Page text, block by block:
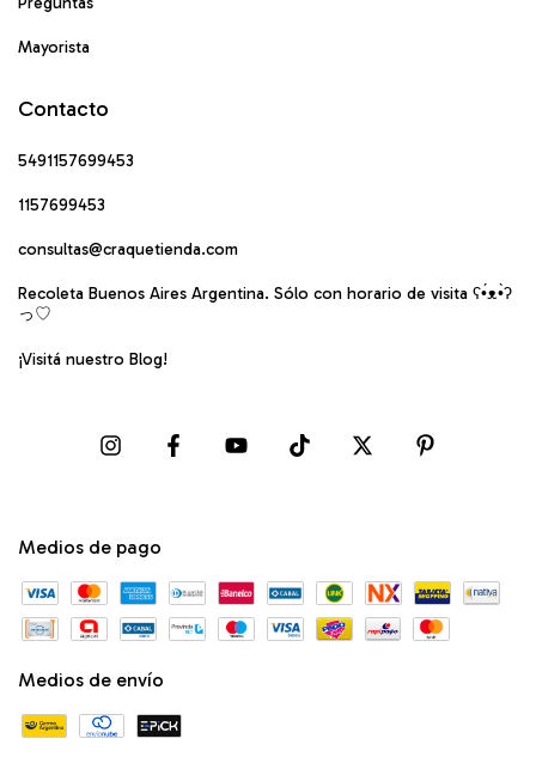
Mayorista
Contacto
5491157699453
1157699453
consultas@craquetienda.com
Recoleta Buenos Aires Argentina. Sólo con horario de visita ʕ•́ᴥ•̀ʔ
っ♡
¡Visitá nuestro Blog!
Medios de pago
Medios de envío